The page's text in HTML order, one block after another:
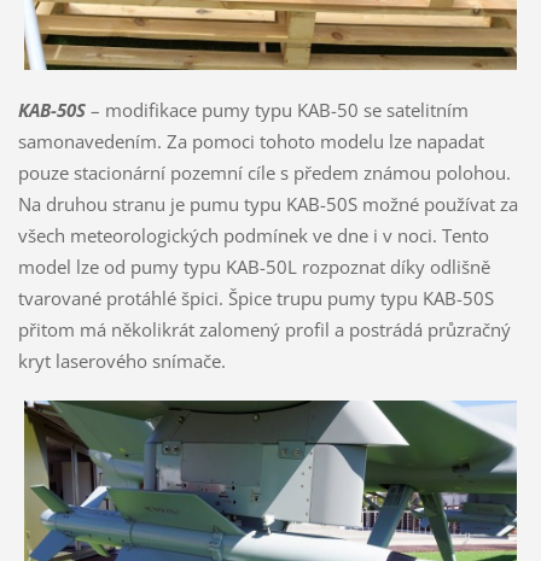
KAB-50S– modifikace pumy typu KAB-50 se satelitním
samonavedením. Za pomoci tohoto modelu lze napadat
pouze stacionární pozemní cíle s předem známou polohou.
Na druhou stranu je pumu typu KAB-50S možné používat za
všech meteorologických podmínek ve dne i v noci. Tento
model lze od pumy typu KAB-50L rozpoznat díky odlišně
tvarované protáhlé špici. Špice trupu pumy typu KAB-50S
přitom má několikrát zalomený profil a postrádá průzračný
kryt laserového snímače.